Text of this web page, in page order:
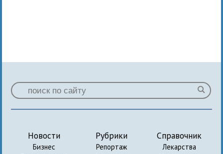
Новости
Бизнес
Рубрики
Репортаж
Справочник
Лекарства